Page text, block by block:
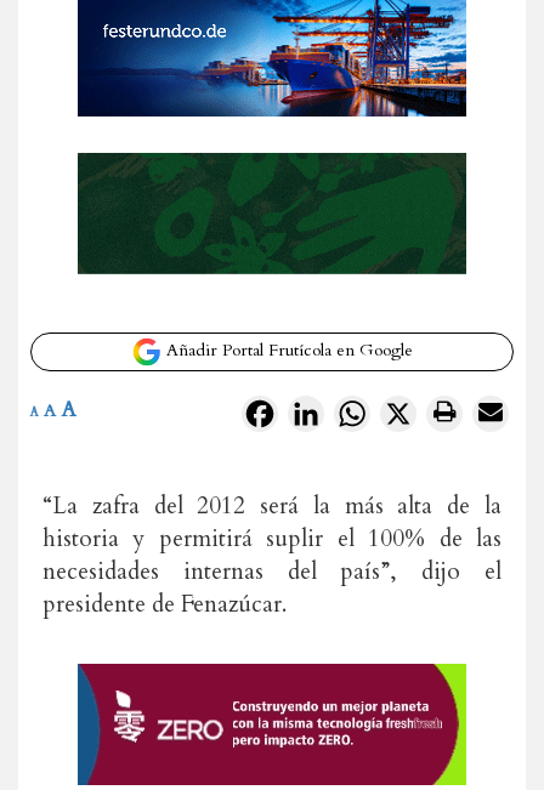
Añadir Portal Frutícola en Google
FacebookLinkedInWhatsApp
X
A A A
“La zafra del 2012 será la más alta de la
historia y permitirá suplir el 100% de las
necesidades internas del país”, dijo el
presidente de Fenazúcar.